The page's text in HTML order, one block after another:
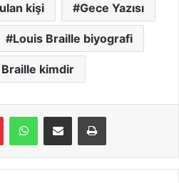
kişi Gece Yazısı
Louis Braille biyografi
kimdir